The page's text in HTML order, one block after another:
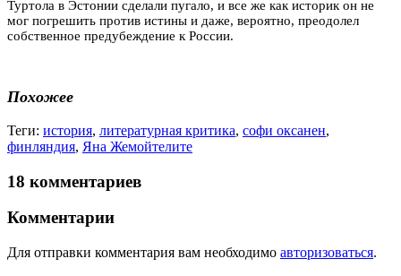
Туртола в Эстонии сделали пугало, и все же как историк он не
мог погрешить против истины и даже, вероятно, преодолел
собственное предубеждение к России.
Похожее
Теги: история, литературная критика, софи оксанен,
финляндия, Яна Жемойтелите
18 комментариев
Комментарии
Для отправки комментария вам необходимо авторизоваться.